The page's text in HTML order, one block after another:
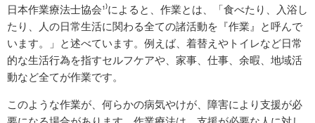
日本作業療法士協会¹⁾によると、作業とは、「食べたり、入浴し
たり、人の日常生活に関わる全ての諸活動を『作業』と呼んで
います。」と述べています。例えば、着替えやトイレなど日常
的な生活行為を指すセルフケアや、家事、仕事、余暇、地域活
動など全てが作業です。
このような作業が、何らかの病気やけが、障害により支援が必